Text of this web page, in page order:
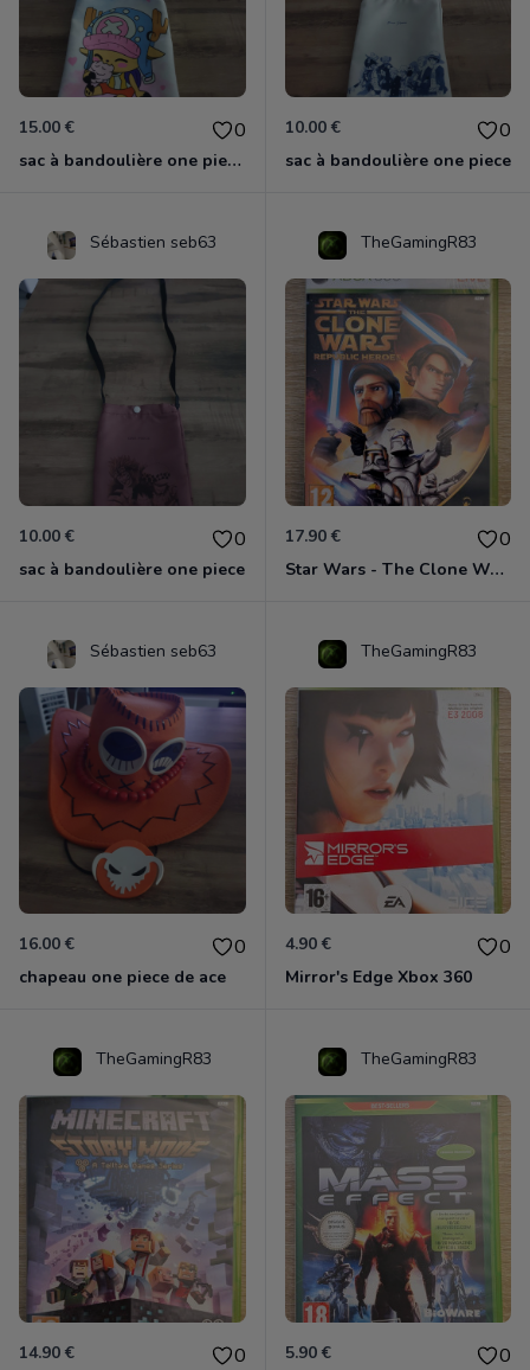
15.00 € 0
sac à bandoulière one piece chopper
10.00 € 0
sac à bandoulière one piece
Sébastien seb63
10.00 € 0
sac à bandoulière one piece
TheGamingR83
17.90 € 0
Star Wars - The Clone Wars - Les Héros De La République Xbox 360
Sébastien seb63
16.00 € 0
chapeau one piece de ace
TheGamingR83
4.90 € 0
Mirror's Edge Xbox 360
TheGamingR83
14.90 € 0
TheGamingR83
5.90 € 0